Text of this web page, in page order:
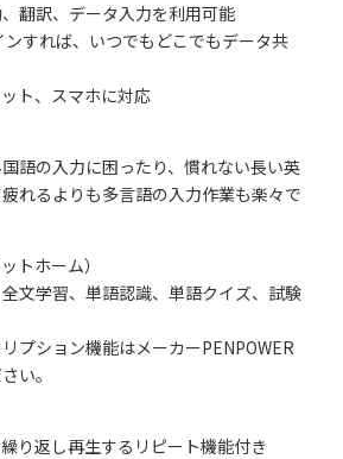
翻訳、データ入力を利用可能
すれば、いつでもどこでもデータ共
ト、スマホに対応
語の入力に困ったり、慣れない長い英
れるよりも多言語の入力作業も楽々で
トホーム）
文学習、単語認識、単語クイズ、試験
プション機能はメーカーPENPOWER
い。
り返し再生するリピート機能付き